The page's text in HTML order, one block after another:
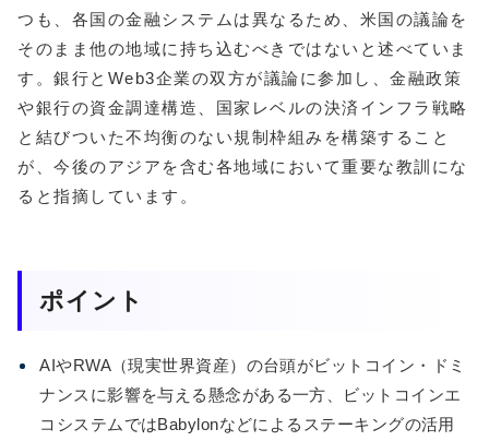
つも、各国の金融システムは異なるため、米国の議論を
そのまま他の地域に持ち込むべきではないと述べていま
す。銀行とWeb3企業の双方が議論に参加し、金融政策
や銀行の資金調達構造、国家レベルの決済インフラ戦略
と結びついた不均衡のない規制枠組みを構築すること
が、今後のアジアを含む各地域において重要な教訓にな
ると指摘しています。
ポイント
AIやRWA（現実世界資産）の台頭がビットコイン・ドミ
ナンスに影響を与える懸念がある一方、ビットコインエ
コシステムではBabylonなどによるステーキングの活用